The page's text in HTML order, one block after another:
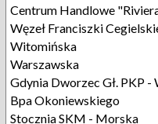
Centrum Handlowe
Węzeł Franciszki
Witomińska
Warszawska
Gdynia Dworzec Gł. PKP -
Bpa Okoniewskiego
Stocznia SKM - Morska